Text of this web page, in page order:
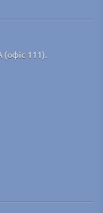
(офіс 111).